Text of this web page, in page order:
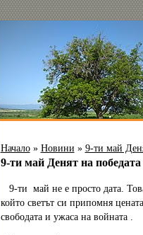
Начало» Новини » 9-ти май
9-ти май Денят на
9-ти май не е просто дата.
който светът си припомня
свободата и ужаса на войната .